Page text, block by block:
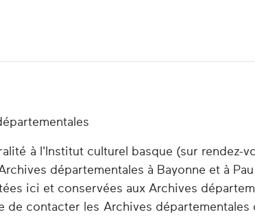
à l'Institut culturel basque (sur rendez-
départementales à Bayonne et à
ici et conservées aux Archives
contacter les Archives